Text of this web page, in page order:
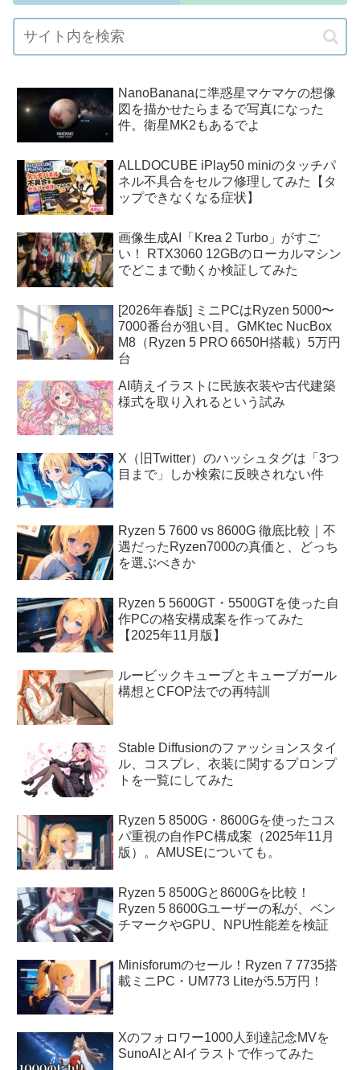
NanoBananaに準惑星マケマケの想像
図を描かせたらまるで写真になった
件。衛星MK2もあるでよ
ALLDOCUBE iPlay50 miniのタッチパ
ネル不具合をセルフ修理してみた【タ
ップできなくなる症状】
画像生成AI「Krea 2 Turbo」がすご
い！ RTX3060 12GBのローカルマシン
でどこまで動くか検証してみた
[2026年春版] ミニPCはRyzen 5000〜
7000番台が狙い目。GMKtec NucBox
M8（Ryzen 5 PRO 6650H搭載）5万円
台
AI萌えイラストに民族衣装や古代建築
様式を取り入れるという試み
X（旧Twitter）のハッシュタグは「3つ
目まで」しか検索に反映されない件
Ryzen 5 7600 vs 8600G 徹底比較｜不
遇だったRyzen7000の真価と、どっち
を選ぶべきか
Ryzen 5 5600GT・5500GTを使った自
作PCの格安構成案を作ってみた
【2025年11月版】
ルービックキューブとキューブガール
構想とCFOP法での再特訓
Stable Diffusionのファッションスタイ
ル、コスプレ、衣装に関するプロンプ
トを一覧にしてみた
Ryzen 5 8500G・8600Gを使ったコス
パ重視の自作PC構成案（2025年11月
版）。AMUSEについても。
Ryzen 5 8500Gと8600Gを比較！
Ryzen 5 8600Gユーザーの私が、ベン
チマークやGPU、NPU性能差を検証
Minisforumのセール！Ryzen 7 7735搭
載ミニPC・UM773 Liteが5.5万円！
Xのフォロワー1000人到達記念MVを
SunoAIとAIイラストで作ってみた